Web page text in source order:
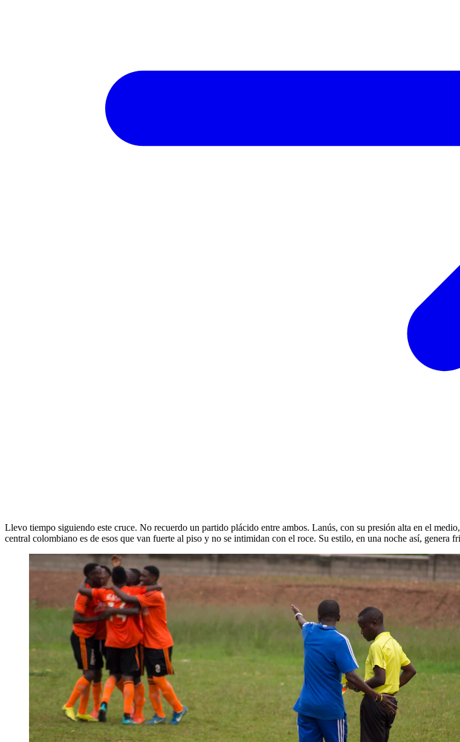
Llevo tiempo siguiendo este cruce. No recuerdo un partido plácido entre ambos. Lanús, con su presión alta en el
central colombiano es de esos que van fuerte al piso y no se intimidan con el roce. Su estilo, en una noche así, genera